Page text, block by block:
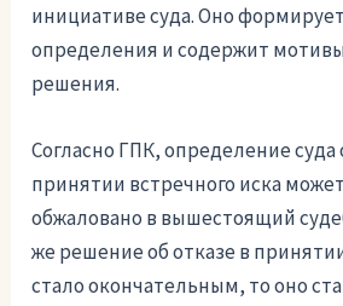
инициативе суда. Оно
определения и содержит
решения.
Согласно ГПК, определение суда
принятии встречного иска
обжаловано в вышестоящий
же решение об отказе в
стало окончательным, то оно